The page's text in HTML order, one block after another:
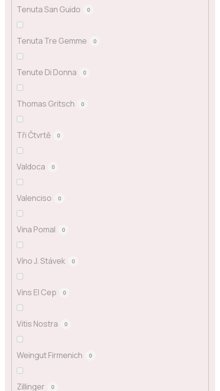
Tenuta San Guido 0
Tenuta Tre Gemme 0
Tenute Di Donna 0
Thomas Gritsch 0
Tři Čtvrtě 0
Valdoca 0
Valenciso 0
Vina Pomal 0
Víno J. Stávek 0
Vins El Cep 0
Vitis Nostra 0
Weingut Firmenich 0
Zillinger 0